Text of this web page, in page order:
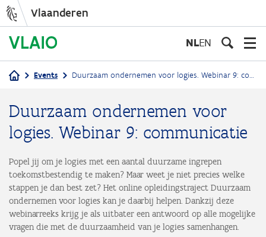
Vlaanderen
NLEN
Events Duurzaam ondernemen voor logies. Webinar 9: communicatie
Duurzaam ondernemen voor
logies. Webinar 9: communicatie
Popel jij om je logies met een aantal duurzame ingrepen
toekomstbestendig te maken? Maar weet je niet precies welke
stappen je dan best zet? Het online opleidingstraject Duurzaam
ondernemen voor logies kan je daarbij helpen. Dankzij deze
webinarreeks krijg je als uitbater een antwoord op alle mogelijke
vragen die met de duurzaamheid van je logies samenhangen.